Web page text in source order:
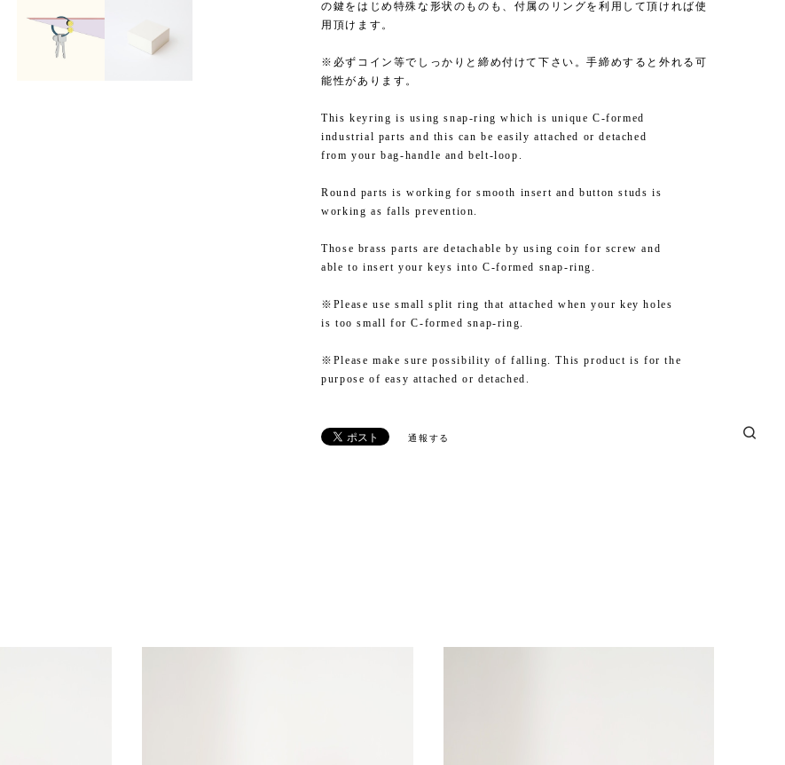
の鍵をはじめ特殊な形状のものも、付属のリングを利用して頂ければ使
用頂けます。
※必ずコイン等でしっかりと締め付けて下さい。手締めすると外れる可
能性があります。
This keyring is using snap-ring which is unique C-formed
industrial parts and this can be easily attached or detached
from your bag-handle and belt-loop.
Round parts is working for smooth insert and button studs is
working as falls prevention.
Those brass parts are detachable by using coin for screw and
able to insert your keys into C-formed snap-ring.
※Please use small split ring that attached when your key holes
is too small for C-formed snap-ring.
※Please make sure possibility of falling. This product is for the
purpose of easy attached or detached.
通報する